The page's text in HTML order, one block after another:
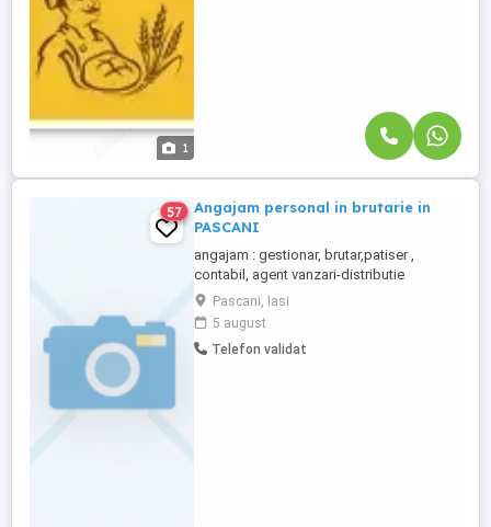
1
57
Angajam personal in brutarie in
PASCANI
angajam : gestionar, brutar,patiser ,
contabil, agent vanzari-distributie
categoria B --minim 2 ani vechime, Profilul
postului: Disponibilitate pentru activitate
in schimburi; Experienta in productie
industriala poate constitui un avantaj, dar
Pascani, Iasi
5 august
Telefon validat